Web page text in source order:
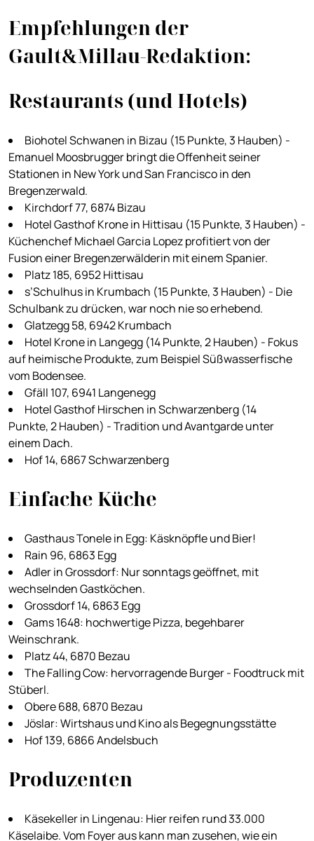
Empfehlungen der
Gault&Millau-Redaktion:
Restaurants (und Hotels)
Biohotel Schwanen in Bizau (15 Punkte, 3 Hauben) -
Emanuel Moosbrugger bringt die Offenheit seiner
Stationen in New York und San Francisco in den
Bregenzerwald.
Kirchdorf 77, 6874 Bizau
Hotel Gasthof Krone in Hittisau (15 Punkte, 3 Hauben) -
Küchenchef Michael Garcia Lopez profitiert von der
Fusion einer Bregenzerwälderin mit einem Spanier.
Platz 185, 6952 Hittisau
s’Schulhus in Krumbach (15 Punkte, 3 Hauben) - Die
Schulbank zu drücken, war noch nie so erhebend.
Glatzegg 58, 6942 Krumbach
Hotel Krone in Langegg (14 Punkte, 2 Hauben) - Fokus
auf heimische Produkte, zum Beispiel Süßwasserfische
vom Bodensee.
Gfäll 107, 6941 Langenegg
Hotel Gasthof Hirschen in Schwarzenberg (14
Punkte, 2 Hauben) - Tradition und Avantgarde unter
einem Dach.
Hof 14, 6867 Schwarzenberg
Einfache Küche
Gasthaus Tonele in Egg: Käsknöpfle und Bier!
Rain 96, 6863 Egg
Adler in Grossdorf: Nur sonntags geöffnet, mit
wechselnden Gastköchen.
Grossdorf 14, 6863 Egg
Gams 1648: hochwertige Pizza, begehbarer
Weinschrank.
Platz 44, 6870 Bezau
The Falling Cow: hervorragende Burger - Foodtruck mit
Stüberl.
Obere 688, 6870 Bezau
Jöslar: Wirtshaus und Kino als Begegnungsstätte
Hof 139, 6866 Andelsbuch
Produzenten
Käsekeller in Lingenau: Hier reifen rund 33.000
Käselaibe. Vom Foyer aus kann man zusehen, wie ein